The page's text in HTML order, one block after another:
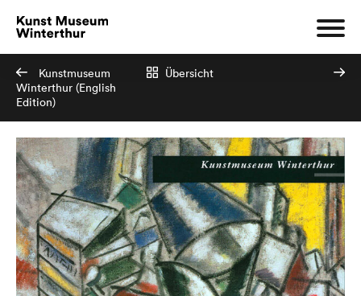
Kunstmuseum
Winterthur (English
Edition)
Übersicht